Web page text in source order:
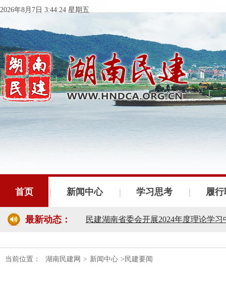
2026年8月7日 3:44:25 星期五
首页 新闻中心 学习思考 履
最新动态：
民建湖南省委会十届五次全会召开
民建湖南省委会十届五次全会召开
当前位置： 湖南民建网 > 新闻中心 >民建要闻